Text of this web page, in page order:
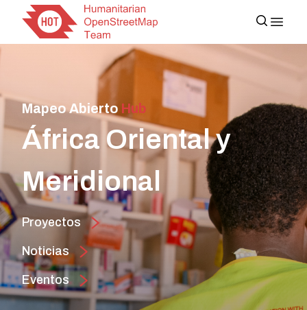
Mapeo Abierto Hub
África Oriental y
Meridional
Proyectos
Noticias
Eventos